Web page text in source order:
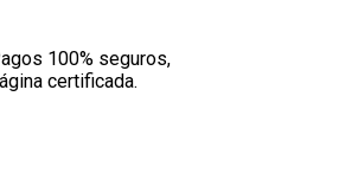
100% seguros,
certificada.